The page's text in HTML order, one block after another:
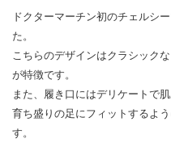
ドクターマーチン初のチェルシ
た。
こちらのデザインはクラシック
が特徴です。
また、履き口にはデリケートで
育ち盛りの足にフィットするよ
す。